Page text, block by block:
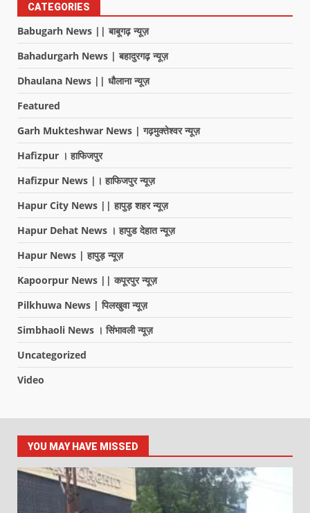
CATEGORIES
Babugarh News || बाबूगढ़ न्यूज़
Bahadurgarh News | बहादुरगढ़ न्यूज़
Dhaulana News || धौलाना न्यूज़
Featured
Garh Mukteshwar News | गढ़मुक्तेश्वर न्यूज़
Hafizpur । हाफिजपुर
Hafizpur News |। हाफिजपुर न्यूज़
Hapur City News || हापुड़ शहर न्यूज़
Hapur Dehat News । हापुड देहात न्यूज़
Hapur News | हापुड़ न्यूज़
Kapoorpur News || कपूरपुर न्यूज़
Pilkhuwa News | पिलखुवा न्यूज़
Simbhaoli News । सिंभावली न्यूज़
Uncategorized
Video
YOU MAY HAVE MISSED